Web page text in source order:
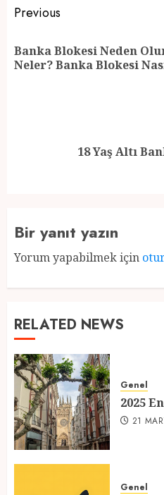
Post
navigation
Previous
Banka Blokesi Neden
Neler? Banka Blokesi
18 Yaş Altı
Bir yanıt yazın
Yorum yapabilmek için
RELATED NEWS
Genel
2025
21
Genel